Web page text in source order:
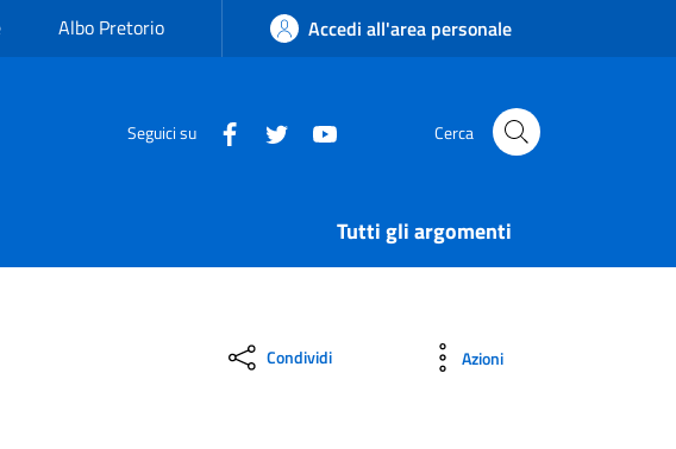
Albo Pretorio Accedi all'area personale
Seguici su Cerca
Tutti gli argomenti
Condividi Azioni